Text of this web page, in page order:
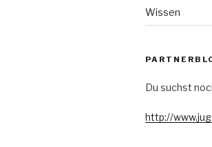
Wissen
Du suchst
http://